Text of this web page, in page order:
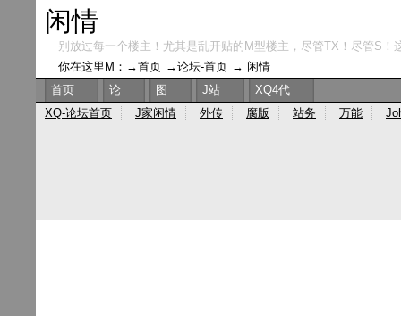
闲情
别放过每一个楼主！尤其是乱开贴的M型楼主，尽管TX！尽管S
你在这里M：→首页 →论坛-首页 → 闲情
首页
论 图 J站
XQ4代
XQ-论坛首页
J家闲情 外传 腐版 站务 万能